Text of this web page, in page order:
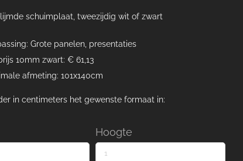
schuimplaat, tweezijdig wit of zwart
Grote panelen, presentaties
10mm zwart: € 61,13
afmeting: 101x140cm
in centimeters het gewenste formaat in:
Hoogte